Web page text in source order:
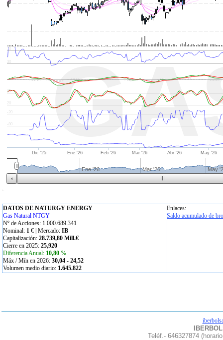
DATOS DE NATURGY ENERGY
Gas Natural NTGY
Nº de Acciones: 1.000.689.341
Nominal: 1 € | Mercado: IB
Capitalización: 28.739,80 Mill.€
Cierre en 2025: 25,920
Diferencia Anual: 10,80 %
Máx / Mín en 2026: 30,04 - 24,52
Volumen medio diario: 1.645.822
Enlaces:
Saldo acumulado de
Teléf.- 646327874